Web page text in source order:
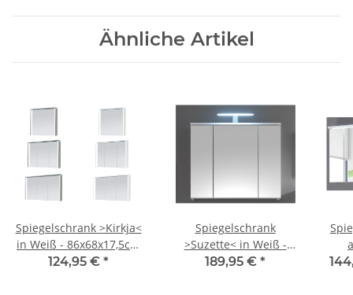
Ähnliche Artikel
Spiegelschrank >Kirkja<
in Weiß - 86x68x17,5cm
(BxHxT)
124,95 € *
Spiegelschrank
>Suzette< in Weiß -
80x67x20cm (BxHxT)
189,95 € *